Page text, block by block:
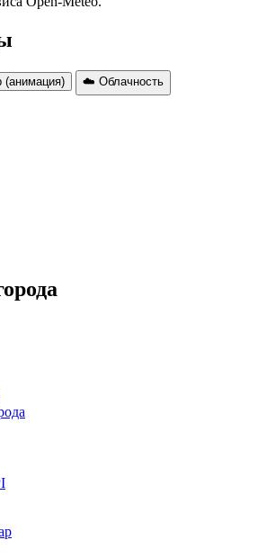
(анимация)
☁️ Облачность